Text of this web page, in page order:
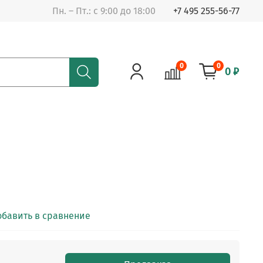
Пн. – Пт.: с 9:00 до 18:00 +7 495 255-56-77
0 0 0 ₽
в сравнение